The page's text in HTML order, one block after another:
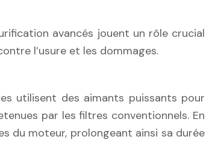
avancés jouent un rôle crucial
l’usure et les dommages.
utilisent des aimants puissants pour
par les filtres conventionnels. En
du moteur, prolongeant ainsi sa durée